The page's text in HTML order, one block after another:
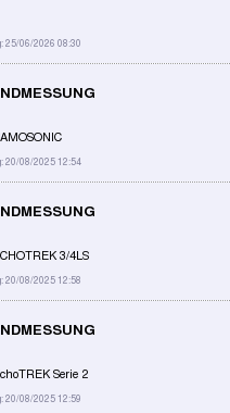
25/06/2026 08:30
20/08/2025 12:54
3/4LS
20/08/2025 12:58
Serie 2
20/08/2025 12:59